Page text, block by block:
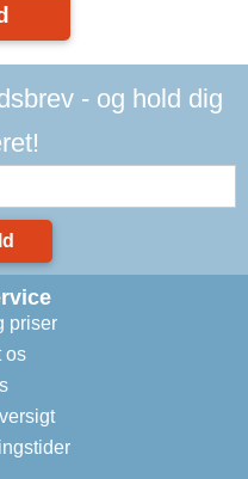
- og hold dig
priser
os